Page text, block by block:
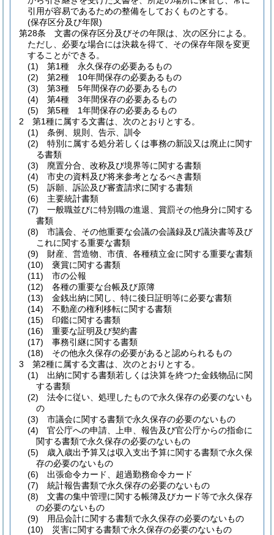
引用が容易であるための整備をしておくものとする。
(保存区分及び年限)
第28条
文書の保存区分及びその年限は、次の区分による。
ただし、必要な場合には決裁を得て、その保存年限を変更
することができる。
(1)
第1種 永久保存の必要あるもの
(2)
第2種 10年間保存の必要あるもの
(3)
第3種 5年間保存の必要あるもの
(4)
第4種 3年間保存の必要あるもの
(5)
第5種 1年間保存の必要あるもの
2
第1種に属する文書は、次のとおりとする。
(1)
条例、規則、告示、訓令
(2)
特別に属する処分若しくは事務の新設又は廃止に関す
る書類
(3)
廃置分合、改称及び境界等に関する書類
(4)
市史の資料及び将来参考となるべき書類
(5)
訴願、訴訟及び審査請求に関する書類
(6)
主要統計書類
(7)
一般職並びに特別職の進退、賞罰その他身分に関する
書類
(8)
市議会、その他重要な会議の会議録及び議決書等及び
これに関する重要な書類
(9)
財産、営造物、市債、各種積立金に関する重要な書類
(10)
褒賞に関する書類
(11)
市の公報
(12)
各種の重要な台帳及び原簿
(13)
金銭出納に関し、特に後日証明等に必要な書類
(14)
不動産の権利移転に関する書類
(15)
印鑑に関する書類
(16)
重要な証明及び契約書
(17)
事務引継に関する書類
(18)
その他永久保存の必要があると認められるもの
3
第2種に属する文書は、次のとおりとする。
(1)
出納に関する書類若しくは決算を終つた金銭物品に関
する書類
(2)
法令に従い、処理したもので永久保存の必要のないも
の
(3)
市議会に関する書類で永久保存の必要のないもの
(4)
官公庁への申請、上申、報告及び官公庁からの指命に
関する書類で永久保存の必要のないもの
(5)
歳入歳出予算又は収入支出予算に関する書類で永久保
存の必要のないもの
(6)
出張命令カード、超過勤務命令カード
(7)
統計報告書類で永久保存の必要のないもの
(8)
文書の集中管理に関する帳簿及びカード等で永久保存
の必要のないもの
(9)
用品会計に関する書類で永久保存の必要のないもの
(10)
災害に関する書類で永久保存の必要のないもの